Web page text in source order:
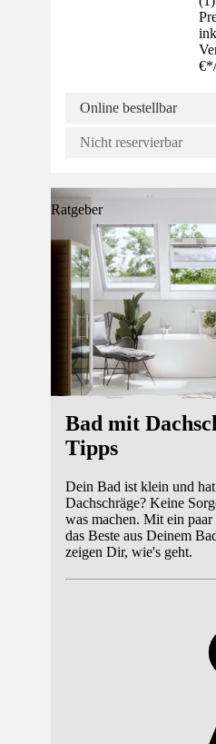
€*
Online bestellbar
Nicht reservierbar
Ratgeber
Bad mit
Tipps
Dein Bad ist klein und
Dachschräge? Keine
was machen. Mit ein
das Beste aus Deinem
zeigen Dir, wie's geht.